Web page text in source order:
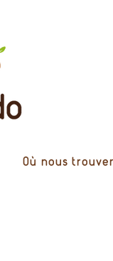
Où nous